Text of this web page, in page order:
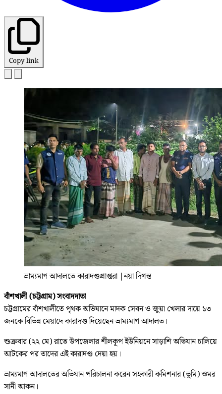
Copy link
ভ্রাম্যমাণ আদালতে কারাদণ্ডপ্রাপ্তরা |নয়া দিগন্ত
বাঁশখালী (চট্টগ্রাম) সংবাদদাতা
চট্টগ্রামের বাঁশখালীতে পৃথক অভিযানে মাদক সেবন ও জুয়া খেলার দায়ে ১৩
জনকে বিভিন্ন মেয়াদে কারাদণ্ড দিয়েছেন ভ্রাম্যমাণ আদালত।
শুক্রবার (২২ মে) রাতে উপজেলার শীলকূপ ইউনিয়নে সাড়াশি অভিযান চালিয়ে
আটকের পর তাদের এই কারাদণ্ড দেয়া হয়।
ভ্রাম্যমাণ আদালতের অভিযান পরিচালনা করেন সহকারী কমিশনার (ভূমি) ওমর
সানী আকন।